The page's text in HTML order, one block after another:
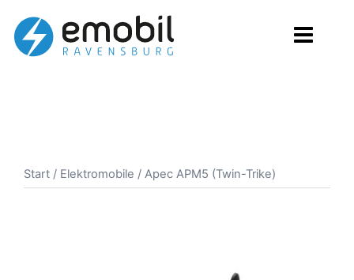
Inhalt
springen
Start / Elektromobile / Apec APM5 (Twin-Trike)